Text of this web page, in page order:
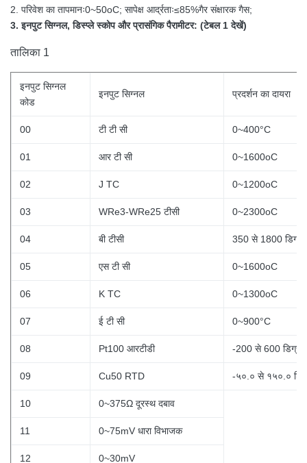
2. परिवेश का तापमानः0~50oC; सापेक्ष आर्द्रताः≤85%गैर संक्षारक गैस;
3. इनपुट सिग्नल, डिस्प्ले स्कोप और प्रासंगिक पैरामीटर: (टेबल 1 देखें)
तालिका 1
इनपुट सिग्नल
कोड
इनपुट सिग्नल प्रदर्शन का दायरा
00 टी टी सी 0~400°C
01 आर टी सी 0~1600oC
02 J TC 0~1200oC
03 WRe3-WRe25 टीसी 0~2300oC
04 बी टीसी 350 से 1800
05 एस टी सी 0~1600oC
06 K TC 0~1300oC
07 ई टी सी 0~900°C
08 Pt100 आरटीडी -200 से 600 डिग्री
09 Cu50 RTD -५०.० से १५०.०
10 0~375Ω दूरस्थ दबाव
11 0~75mV धारा विभाजक
12 0~30mV